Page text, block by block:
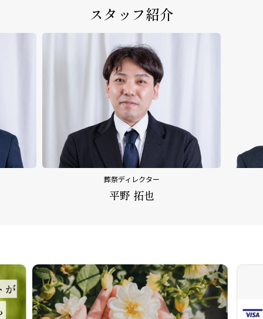
スタッフ紹介
内田 乃文